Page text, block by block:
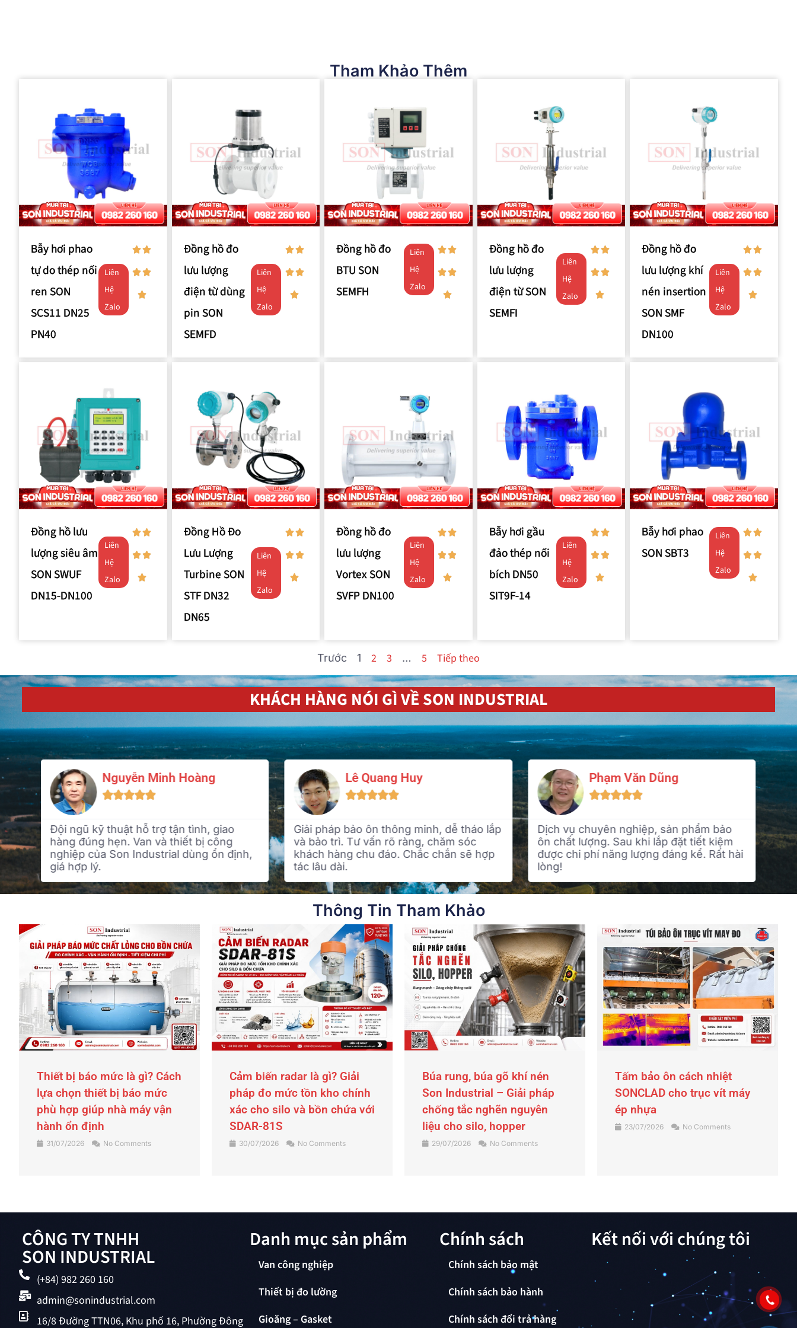
Tham Khảo Thêm
Bẫy hơi phao
tự do thép nối
ren SON
SCS11 DN25
PN40
Liên
Hệ
Zalo
Đồng hồ đo
lưu lượng
điện từ dùng
pin SON
SEMFD
Liên
Hệ
Zalo
Đồng hồ đo
BTU SON
SEMFH
Liên
Hệ
Zalo
Đồng hồ đo
lưu lượng
điện từ SON
SEMFI
Liên
Hệ
Zalo
Đồng hồ đo
lưu lượng khí
nén insertion
SON SMF
DN100
Liên
Hệ
Zalo
Đồng hồ lưu
lượng siêu âm
SON SWUF
DN15-DN100
Liên
Hệ
Zalo
Đồng Hồ Đo
Lưu Lượng
Turbine SON
STF DN32
DN65
Liên
Hệ
Zalo
Đồng hồ đo
lưu lượng
Vortex SON
SVFP DN100
Liên
Hệ
Zalo
Bẫy hơi gầu
đảo thép nối
bích DN50
SIT9F-14
Liên
Hệ
Zalo
Bẫy hơi phao
SON SBT3
Liên
Hệ
Zalo
Trước 1 2 3 … 5 Tiếp theo
KHÁCH HÀNG NÓI GÌ VỀ SON INDUSTRIAL
Nguyễn Minh Hoàng

Đội ngũ kỹ thuật hỗ trợ tận tình, giao
hàng đúng hẹn. Van và thiết bị công
nghiệp của Son Industrial dùng ổn định,
giá hợp lý.
Lê Quang Huy

Giải pháp bảo ôn thông minh, dễ tháo lắp
và bảo trì. Tư vấn rõ ràng, chăm sóc
khách hàng chu đáo. Chắc chắn sẽ hợp
tác lâu dài.
Phạm Văn Dũng

Dịch vụ chuyên nghiệp, sản phẩm bảo
ôn chất lượng. Sau khi lắp đặt tiết kiệm
được chi phí năng lượng đáng kể. Rất hài
lòng!
Thông Tin Tham Khảo
Cảm biến radar là gì? Giải
pháp đo mức tồn kho chính
xác cho silo và bồn chứa với
SDAR-81S
30/07/2026 No Comments
Búa rung, búa gõ khí nén
Son Industrial – Giải pháp
chống tắc nghẽn nguyên
liệu cho silo, hopper
29/07/2026 No Comments
Tấm bảo ôn cách nhiệt
SONCLAD cho trục vít máy
ép nhựa
23/07/2026 No Comments
Lọc chữ Y là gì? Công dụng,
cấu tạo và cách lựa chọn lọc
Y cho hệ thống công nghiệp
22/07/2026 No Comments
CÔNG TY TNHH
SON INDUSTRIAL
(+84) 982 260 160
admin@sonindustrial.com
16/8 Đường TTN06, Khu phố 16, Phường Đông
Danh mục sản phẩm
Van công nghiệp
Thiết bị đo lường
Gioăng – Gasket
Chính sách
Chính sách bảo mật
Chính sách bảo hành
Chính sách đổi trả hàng
Kết nối với chúng tôi